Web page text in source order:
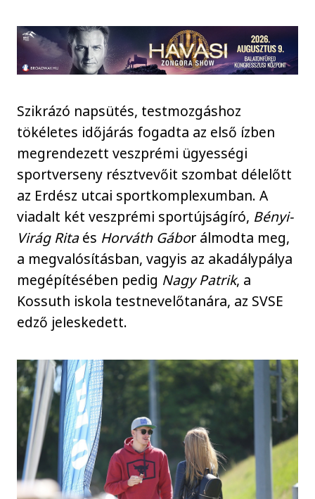
Szikrázó napsütés, testmozgáshoz
tökéletes időjárás fogadta az első ízben
megrendezett veszprémi ügyességi
sportverseny résztvevőit szombat délelőtt
az Erdész utcai sportkomplexumban. A
viadalt két veszprémi sportújságíró, Bényi-
Virág Ritaés Horváth Gábor álmodta meg,
a megvalósításban, vagyis az akadálypálya
megépítésében pedig Nagy Patrik, a
Kossuth iskola testnevelőtanára, az SVSE
edző jeleskedett.